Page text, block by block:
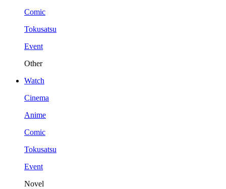
Comic
Tokusatsu
Event
Other
Watch
Cinema
Anime
Comic
Tokusatsu
Event
Novel